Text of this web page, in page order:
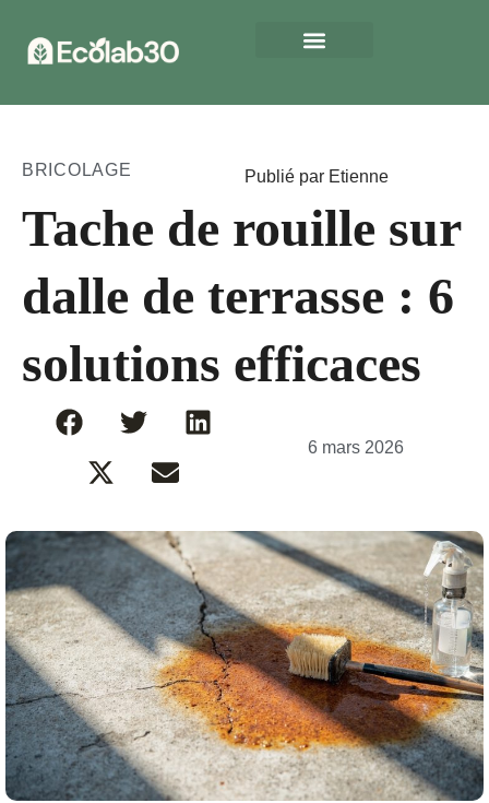
BRICOLAGE Publié par Etienne
Tache de rouille sur
dalle de terrasse : 6
solutions efficaces
6 mars 2026